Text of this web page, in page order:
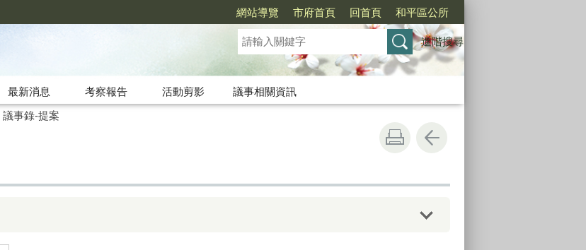
網站導覽 市府首頁 回首頁 和平區公所
進階搜尋
最新消息 考察報告 活動剪影
議事相關資訊
議事錄-提案